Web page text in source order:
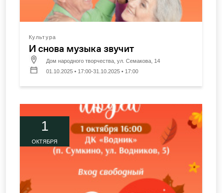
Культура
И снова музыка звучит
Дом народного творчества, ул. Семакова, 14
01.10.2025 • 17:00-31.10.2025 • 17:00
1
ОКТЯБРЯ